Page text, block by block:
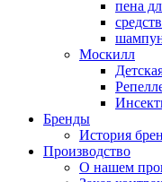
пена
Москилл
Бренды
История
Производство
О нашем